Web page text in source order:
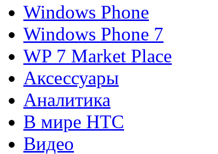
Windows Phone
Windows Phone 7
WP 7 Market Place
Аксессуары
Аналитика
В мире HTC
Видео